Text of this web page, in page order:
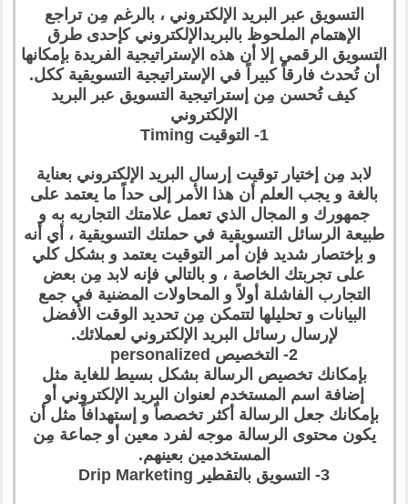
التسويق عبر البريد الإلكتروني ، بالرغم مِن تراجع
الإهتمام الملحوظ بالبريدالإلكتروني كإحدى طرق
التسويق الرقمي إلا أن هذه الإستراتيجية الفريدة بإمكانها
أن تُحدث فارقاً كبيراً في الإستراتيجية التسويقية ككل.
كيف تُحسن مِن إستراتيجية التسويق عبر البريد
الإلكتروني
1- التوقيت Timing
لابد مِن إختيار توقيت إرسال البريد الإلكتروني بعناية
بالغة و يجب العلم أن هذا الأمر إلى حداً ما يعتمد على
جمهورك و المجال الذي تعمل علامتك التجاريه به و
طبيعة الرسائل التسويقية في حملتك التسويقية ، أي أنه
و بإختصار شديد فإن أمر التوقيت يعتمد و بشكل كلي
على تجربتك الخاصة ، و بالتالي فإنه لابد مِن بعض
التجارب الفاشلة أولاً و المحاولات المضنية في جمع
البيانات و تحليلها لتتمكن مِن تحديد الوقت الأفضل
لإرسال رسائل البريد الإلكتروني لعملائك.
2- التخصيص personalized
بإمكانك تخصيص الرسالة بشكل بسيط للغاية مثل
إضافة اسم المستخدم لعنوان البريد الإلكتروني أو
بإمكانك جعل الرسالة أكثر تخصصاً و إستهدافاً مثل أن
يكون محتوى الرسالة موجه لفرد معين أو جماعة مِن
المستخدمين بعينهم.
3- التسويق بالتقطير Drip Marketing